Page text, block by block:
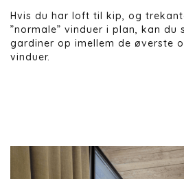
Hvis du har loft til kip, og
”normale” vinduer i plan, kan du
gardiner op imellem de øverste
vinduer.